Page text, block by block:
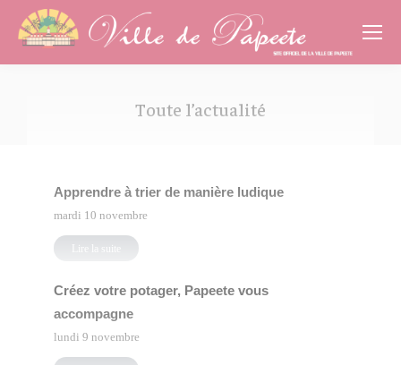
Toute l’actualité
Apprendre à trier de manière ludique
mardi 10 novembre
Lire la suite
Créez votre potager, Papeete vous
accompagne
lundi 9 novembre
Cookies management panel